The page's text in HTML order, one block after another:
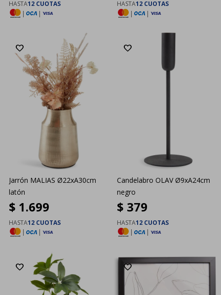
HASTA12 CUOTAS
|
|
HASTA12 CUOTAS
|
|
Jarrón MALIAS Ø22xA30cm
latón
$ 1.699
HASTA12 CUOTAS
|
|
Candelabro OLAV Ø9xA24cm
negro
$ 379
HASTA12 CUOTAS
|
|